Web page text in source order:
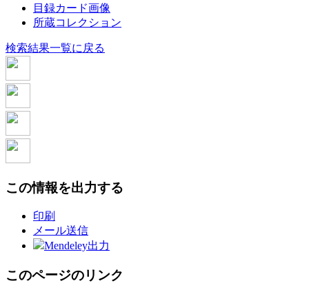
目録カード画像
所蔵コレクション
検索結果一覧に戻る
この情報を出力する
印刷
メール送信
Mendeley出力
このページのリンク